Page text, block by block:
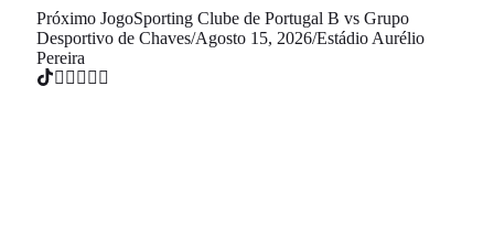
Próximo JogoSporting Clube de Portugal B vs Grupo
Desportivo de Chaves/Agosto 15, 2026/Estádio Aurélio
Pereira